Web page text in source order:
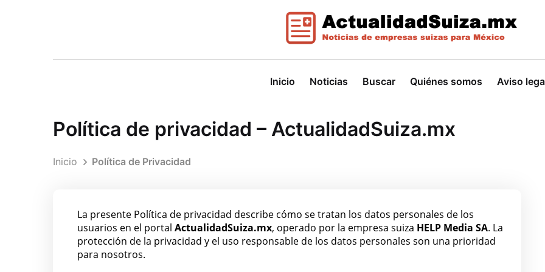
Inicio Noticias Buscar Quiénes somos Aviso
Política de privacidad – ActualidadSuiza.mx
Inicio Política de Privacidad
La presente Política de privacidad describe cómo se tratan los datos personales de los
usuarios en el portal ActualidadSuiza.mx, operado por la empresa suiza HELP Media SA. La
protección de la privacidad y el uso responsable de los datos personales son una prioridad
para nosotros.